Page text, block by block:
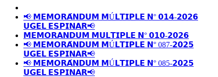
📢 𝗠𝗘𝗠𝗢𝗥𝗔́𝗡𝗗𝗨𝗠 𝗠Ú𝗟𝗧𝗜𝗣𝗟𝗘 𝗡° 𝟬𝟭𝟰-𝟮𝟬𝟮𝟲
𝗨𝗚𝗘𝗟 𝗘𝗦𝗣𝗜𝗡𝗔𝗥📢
𝗠𝗘𝗠𝗢𝗥𝗔𝗡𝗗𝗨𝗠 𝗠𝗨𝗟𝗧𝗜𝗣𝗟𝗘 𝗡° 𝟬𝟭𝟬-𝟮𝟬𝟮𝟲
📢 𝗠𝗘𝗠𝗢𝗥𝗔́𝗡𝗗𝗨𝗠 𝗠Ú𝗟𝗧𝗜𝗣𝗟𝗘 𝗡° 087-𝟮𝟬𝟮𝟱
𝗨𝗚𝗘𝗟 𝗘𝗦𝗣𝗜𝗡𝗔𝗥📢
📢 𝗠𝗘𝗠𝗢𝗥𝗔́𝗡𝗗𝗨𝗠 𝗠Ú𝗟𝗧𝗜𝗣𝗟𝗘 𝗡° 085-𝟮𝟬𝟮𝟱
𝗨𝗚𝗘𝗟 𝗘𝗦𝗣𝗜𝗡𝗔𝗥📢